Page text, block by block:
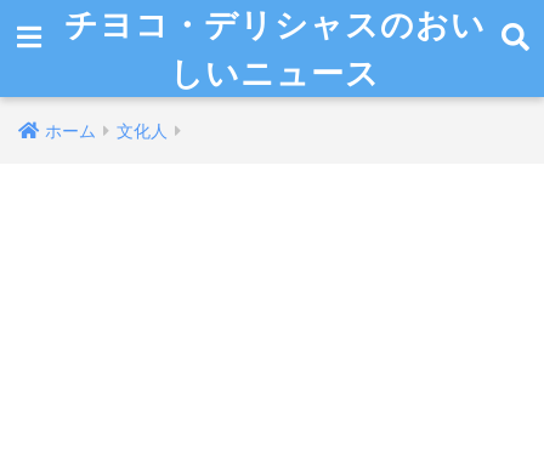
チヨコ・デリシャスのおい
しいニュース
ホーム 文化人